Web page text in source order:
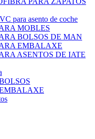
para asento de coche
MOBLES
BOLSOS DE MAN
EMBALAXE
ASENTOS DE IATE